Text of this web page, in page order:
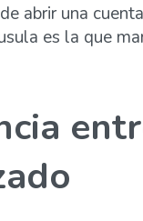
abrir una
es la que